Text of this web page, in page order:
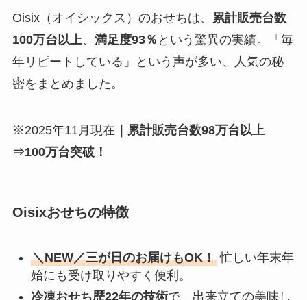
Oisix（オイシックス）のおせちは、
累計販売台数
100万台以上、 満足度93％ という驚異の実績。「毎
年リピートしている」という声が多い、人気の秘
密をまとめました。
※2025年11月現在 ｜累計販売台数98万台以上
⇒100万台突破！
Oisixおせちの特徴
＼NEW／三が日のお届けもOK！忙しい年末年
始にも受け取りやすく便利。
冷凍おせち歴22年の技術で、出来立ての美味し